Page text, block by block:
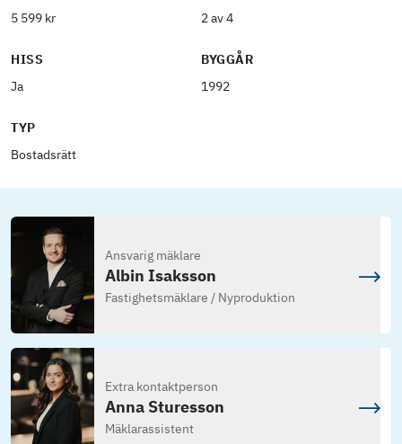
5 599 kr
2 av 4
HISS
Ja
BYGGÅR
1992
TYP
Bostadsrätt
Ansvarig mäklare
Albin Isaksson
Fastighetsmäklare / Nyproduktion
Extra kontaktperson
Anna Sturesson
Mäklarassistent